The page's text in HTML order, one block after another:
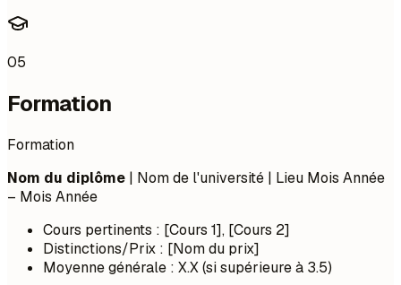
05
Formation
Formation
Nom du diplôme | Nom de l'université | Lieu Mois Année
– Mois Année
Cours pertinents : [Cours 1], [Cours 2]
Distinctions/Prix : [Nom du prix]
Moyenne générale : X.X (si supérieure à 3.5)